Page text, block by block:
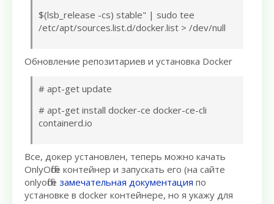
$(lsb_release -cs) stable" | sudo tee
/etc/apt/sources.list.d/docker.list > /dev/null
Обновление репозитариев и установка Docker
# apt-get update
# apt-get install docker-ce docker-ce-cli
containerd.io
Все, докер установлен, теперь можно качать
OnlyOffice контейнер и запускать его (на сайте
onlyoffice замечательная документация по
установке в docker контейнере, но я укажу для